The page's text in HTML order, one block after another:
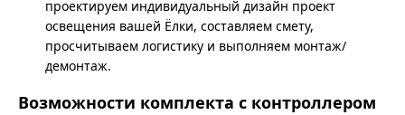
проектируем индивидуальный дизайн проект
освещения вашей Ёлки, составляем смету,
просчитываем логистику и выполняем монтаж/
демонтаж.
Возможности комплекта с контроллером